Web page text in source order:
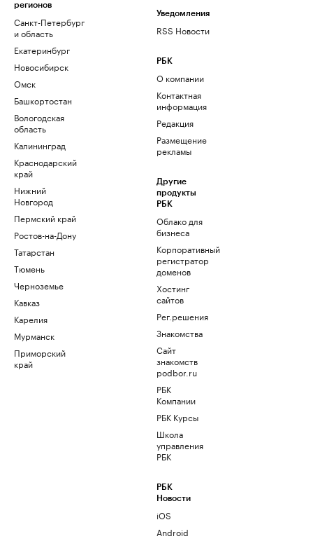
регионов
Санкт-Петербург
и область
Екатеринбург
Новосибирск
Омск
Башкортостан
Вологодская
область
Калининград
Краснодарский
край
Нижний
Новгород
Пермский край
Ростов-на-Дону
Татарстан
Тюмень
Черноземье
Кавказ
Карелия
Мурманск
Приморский
край
Уведомления
RSS Новости
РБК
О компании
Контактная
информация
Редакция
Размещение
рекламы
Другие
продукты
РБК
Облако для
бизнеса
Корпоративный
регистратор
доменов
Хостинг
сайтов
Рег.решения
Знакомства
Сайт
знакомств
podbor.ru
РБК
Компании
РБК Курсы
Школа
управления
РБК
РБК
Новости
iOS
Android